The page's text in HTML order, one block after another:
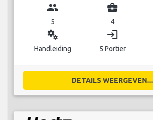
group
5
business_center
4
miscellaneous_services
Handleiding
login
5 Portier
DETAILS WEERGEVEN...